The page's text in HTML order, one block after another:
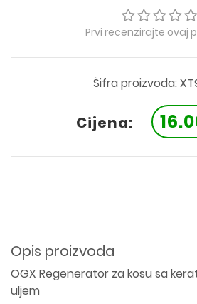
Prvi recenzirajte ovaj
Šifra proizvoda:
Cijena:
Opis proizvoda
OGX Regenerator za kosu sa
uljem